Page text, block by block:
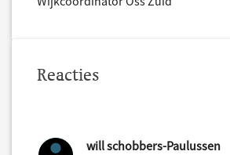
Reacties
will schobbers-Paulussen